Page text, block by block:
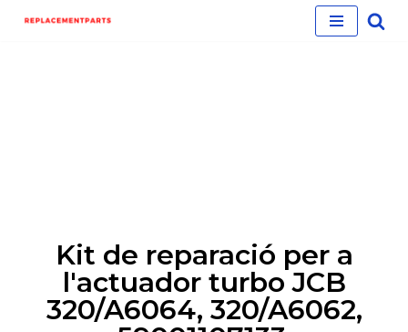
Kit de reparació per a
l'actuador turbo JCB
320/A6064, 320/A6062,